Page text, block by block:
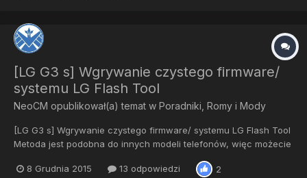
[LG G3 s] Wgrywanie czystego firmware/
systemu LG Flash Tool
NeoCM opublikował(a) temat w Poradniki, Romy i Mody
[LG G3 s] Wgrywanie czystego firmware/ systemu LG Flash Tool
Metoda jest podobna do innych modeli telefonów, więc możecie
flashtool różnie reaguje z różnymi telefonami- często są
8 Grudnia 2015 13 odpowiedzi 2